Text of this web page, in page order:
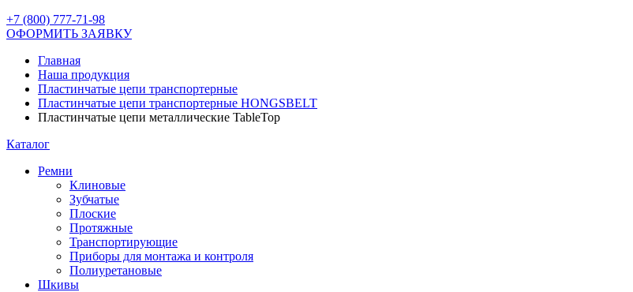
+7 (800) 777-71-98
ОФОРМИТЬ ЗАЯВКУ
Главная
Наша продукция
Пластинчатые цепи транспортерные
Пластинчатые цепи транспортерные HONGSBELT
Пластинчатые цепи металлические TableTop
Каталог
Ремни
Клиновые
Зубчатые
Плоские
Протяжные
Транспортирующие
Приборы для монтажа и контроля
Полиуретановые
Шкивы